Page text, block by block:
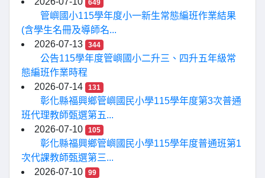
649
管嶼國小115學年度小一新生常態編班作業結果
(含學生名冊及導師名...
2026-07-13
344
公告115學年度管嶼國小二升三、四升五年級常
態編班作業時程
2026-07-14
131
彰化縣福興鄉管嶼國民小學115學年度第3次普通
班代理教師甄選第五...
2026-07-10
105
彰化縣福興鄉管嶼國民小學115學年度普通班第1
次代課教師甄選第三...
2026-07-10
99